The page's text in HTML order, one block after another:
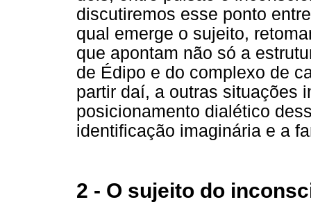
discutiremos esse ponto
qual emerge o sujeito,
que apontam não só a
de Édipo e do complexo de
partir daí, a outras situações
posicionamento dialético
identificação imaginária e a
2 - O sujeito do